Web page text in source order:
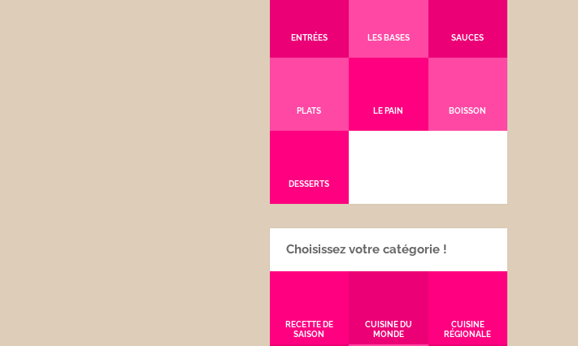
ENTRÉES LES BASES SAUCES
PLATS LE PAIN BOISSON
DESSERTS
Choisissez votre catégorie !
RECETTE DE
SAISON
CUISINE DU
MONDE
CUISINE
RÉGIONALE